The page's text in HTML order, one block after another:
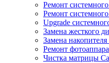
Ремонт
Ремонт
Upgrade
Замена жесткого
Замена накопителя
Ремонт
Чистка матрицы